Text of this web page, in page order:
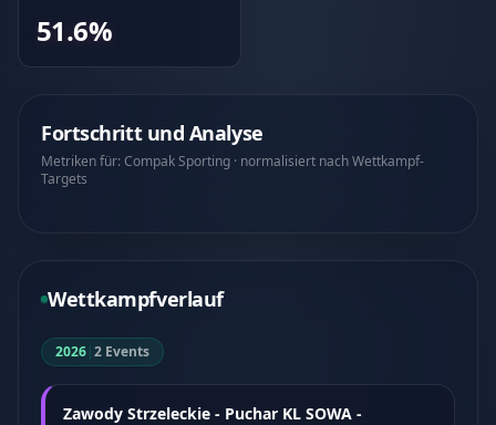
51.6%
Fortschritt und Analyse
Metriken für: Compak Sporting · normalisiert nach Wettkampf-
Targets
Wettkampfverlauf
2026|2 Events
Zawody Strzeleckie - Puchar KL SOWA -